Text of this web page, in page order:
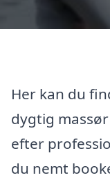
Her kan du
dygtig
efter
du nemt